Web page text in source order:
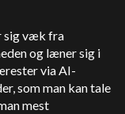
sig væk fra
og læner sig i
via AI-
som man kan tale
mest